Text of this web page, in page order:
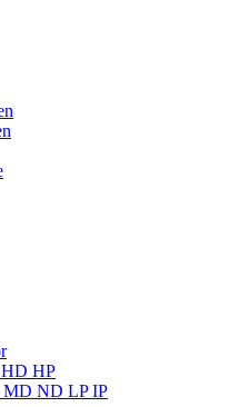
HP
MD ND LP IP